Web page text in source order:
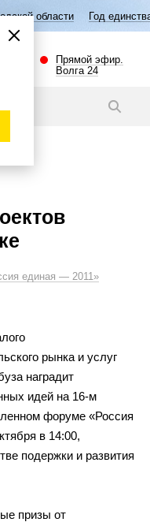
Год единства народов
Прямой эфир.
Волга 24
единая — 2011»
рынка и услуг
наградит
идей на 16-м
форуме «Россия
в 14:00,
подержки и развития
призы от